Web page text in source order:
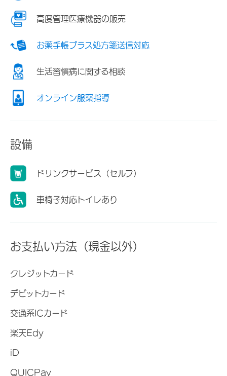
高度管理医療機器の販売
お薬手帳プラス処方箋送信対応
生活習慣病に関する相談
オンライン服薬指導
設備
ドリンクサービス（セルフ）
車椅子対応トイレあり
お支払い方法（現金以外）
クレジットカード
デビットカード
交通系ICカード
楽天Edy
iD
QUICPay